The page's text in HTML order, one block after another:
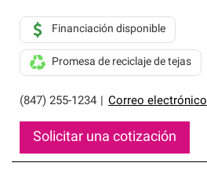
(847) 255-1234 Correo electrónico
Financiación disponible
Promesa de reciclaje de tejas
Solicitar una cotización